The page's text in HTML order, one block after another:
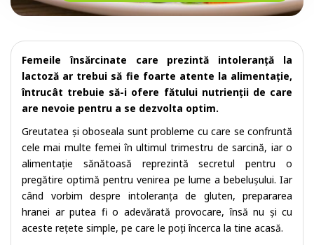
Femeile însărcinate care prezintă intoleranță la
lactoză ar trebui să fie foarte atente la alimentație,
întrucât trebuie să-i ofere fătului nutrienții de care
are nevoie pentru a se dezvolta optim.
Greutatea și oboseala sunt probleme cu care se confruntă
cele mai multe femei în ultimul trimestru de sarcină, iar o
alimentație sănătoasă reprezintă secretul pentru o
pregătire optimă pentru venirea pe lume a bebelușului. Iar
când vorbim despre intoleranța de gluten, prepararea
hranei ar putea fi o adevărată provocare, însă nu și cu
aceste rețete simple, pe care le poți încerca la tine acasă.